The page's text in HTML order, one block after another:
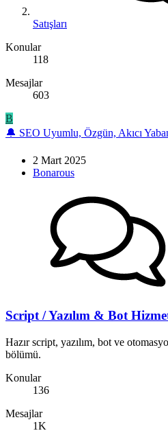
Satışları
Konular
118
Mesajlar
603
B
🔔 SEO Uyumlu, Özgün, Akıcı
2 Mart 2025
Bonarous
Script / Yazılım & Bot
Hazır script, yazılım, bot ve
bölümü.
Konular
136
Mesajlar
1K